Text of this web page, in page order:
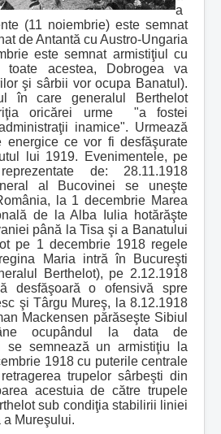
a
(11 noiembrie) este semnat
de Antantă cu Austro-Ungaria
este semnat armistiţiul cu
toate acestea, Dobrogea va
şi sârbii vor ocupa Banatul).
în care generalul Berthelot
oricărei urme "a fostei
inamice". Urmează
energice ce vor fi desfăşurate
lui 1919. Evenimentele, pe
de: 28.11.1918
al Bucovinei se uneşte
la 1 decembrie Marea
de la Alba Iulia hotărăşte
până la Tisa şi a Banatului
pe 1 decembrie 1918 regele
Maria intră în Bucureşti
Berthelot), pe 2.12.1918
desfăşoară o ofensivă spre
şi Târgu Mureş, la 8.12.1918
Mackensen părăseşte Sibiul
ocupândul la data de
se semnează un armistiţiu la
1918 cu puterile centrale
trupelor sârbeşti din
acestuia de către trupele
sub condiţia stabilirii liniei
a Mureşului.